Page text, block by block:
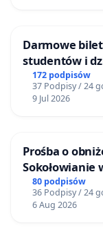
Darmowe
studentów i
172 podpisów
37 Podpisy / 24
9 Jul 2026
Prośba o
Sokołowianie
80 podpisów
36 Podpisy / 24
6 Aug 2026